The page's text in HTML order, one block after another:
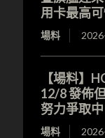
用卡最高
場料
【場料】
12/8 發佈
努力爭取中
場料